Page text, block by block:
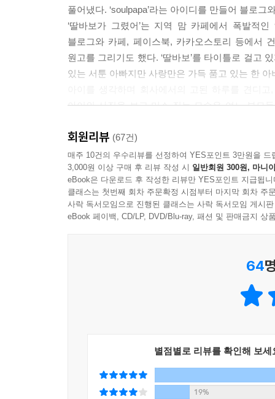
쓰담 쓰담 114
낯가림 116
기저귀 타이밍 118
목 가누기 120
옹알이 대화 122
백일 사진 129
너무 예쁘지 131
기어 다닌다 132
젖니가 났어요 134
이유식 시작 135
나갔어 137
코 막히는 한판 승부 155
보행기 범퍼카 156
걸음마 연습 158
풀어냈다. ‘soulpapa’라는 아이디를 만들어 블로
‘딸바보가 그렸어’는 지역 맘 카페에서 폭발적
블로그와 카페, 페이스북, 카카오스토리 등에서
원고를 그리기도 했다. ‘딸바보’를 타이틀로 걸고
있는 서툰 아빠지만 사랑만은 가득 품고 있는 한
아이의 사진을 보고 미소 짓는 모습은 여느 부모
예비부부들에게 소소한 즐거움과 힘이 되어주기를
부모는 아이를 낳고, 아이는 부모를 성장시킨다
철없는 남편에서 딸바보 아빠가 되기까지 4년간의
‘딸바보가 그렸어’가 인터넷에서 큰 인기를 끈
비위도 약하고, 주말 낮에는 늦잠 자기에 바쁘고,
악몽으로 꼽지만 장난감을 치울 때면 딸아이
‘아이를 키우는 것은 곧 나를 성장시키는 과정
비하면 아이와 지낸 4년은 짧다. 하지만 아이가
않은 시간이다. 아이를 키우고서야 비로소 그것
회원리뷰 (67건)
매주 10건의 우수리뷰를 선정하여 YES포인트 3만원을 드
3,000원 이상 구매 후 리뷰 작성 시 일반회원 300원, 마니
eBook은 다운로드 후 작성한 리뷰만 YES포인트 지급됩니
클래스는 첫번째 회차 주문확정 시점부터 마지막 회차 주
사락 독서모임으로 진행된 클래스는 사락 독서모임 게시
eBook 페이백, CD/LP, DVD/Blu-ray, 패션 및 판매금지 상
64
별점별로 리뷰를 확인해 보세
19%